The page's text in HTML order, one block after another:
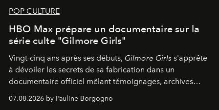
POP CULTURE
HBO Max prépare un documentaire sur la
série culte "Gilmore Girls"
Vingt-cinq ans après ses débuts, Gilmore Girls s'apprête
à dévoiler les secrets de sa fabrication dans un
documentaire officiel mêlant témoignages, archives
inédites et plongée dans les coulisses d'un phénomène
générationnel.
07.08.2026 by Pauline Borgogno